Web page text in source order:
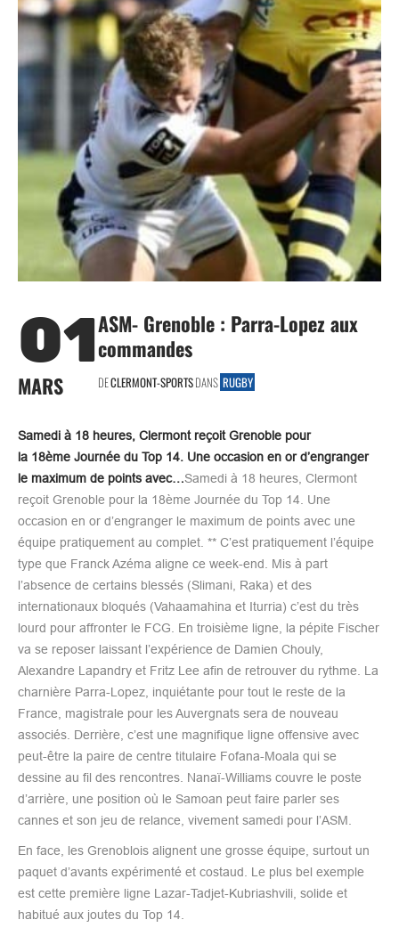
01
MARS
ASM- Grenoble : Parra-Lopez aux
commandes
DECLERMONT-SPORTSDANS RUGBY
Samedi à 18 heures, Clermont reçoit Grenoble pour
la 18ème Journée du Top 14. Une occasion en or d’engranger
le maximum de points avec…Samedi à 18 heures, Clermont
reçoit Grenoble pour la 18ème Journée du Top 14. Une
occasion en or d’engranger le maximum de points avec une
équipe pratiquement au complet. ** C’est pratiquement l’équipe
type que Franck Azéma aligne ce week-end. Mis à part
l’absence de certains blessés (Slimani, Raka) et des
internationaux bloqués (Vahaamahina et Iturria) c’est du très
lourd pour affronter le FCG. En troisième ligne, la pépite Fischer
va se reposer laissant l’expérience de Damien Chouly,
Alexandre Lapandry et Fritz Lee afin de retrouver du rythme. La
charnière Parra-Lopez, inquiétante pour tout le reste de la
France, magistrale pour les Auvergnats sera de nouveau
associés. Derrière, c’est une magnifique ligne offensive avec
peut-être la paire de centre titulaire Fofana-Moala qui se
dessine au fil des rencontres. Nanaï-Williams couvre le poste
d’arrière, une position où le Samoan peut faire parler ses
cannes et son jeu de relance, vivement samedi pour l’ASM.
En face, les Grenoblois alignent une grosse équipe, surtout un
paquet d’avants expérimenté et costaud. Le plus bel exemple
est cette première ligne Lazar-Tadjet-Kubriashvili, solide et
habitué aux joutes du Top 14.